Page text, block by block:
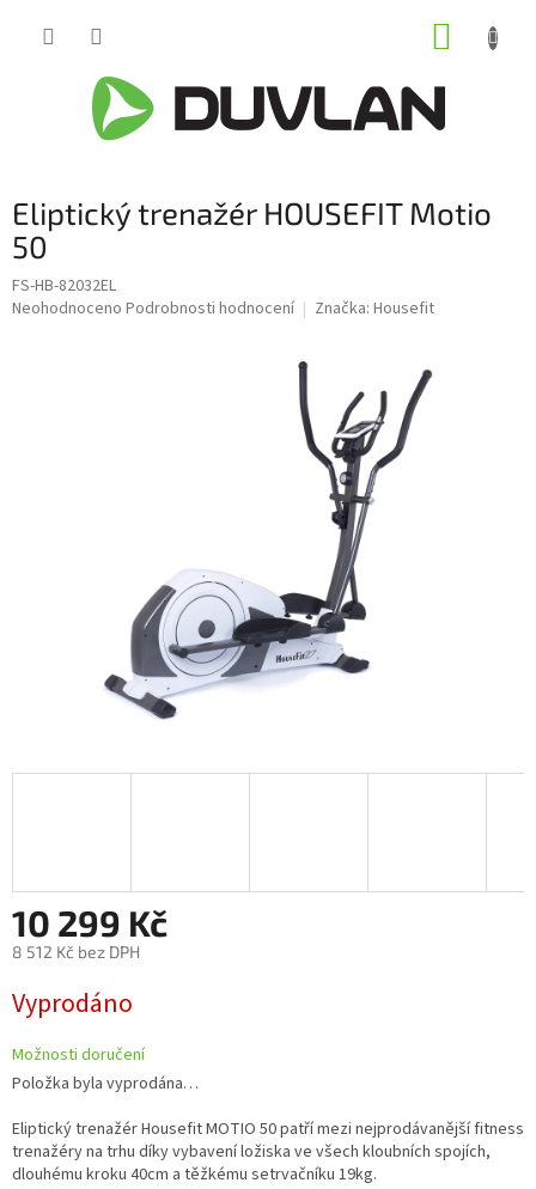
Eliptický trenažér HOUSEFIT Motio
50
FS-HB-82032EL
Průměrné
Neohodnoceno Podrobnosti hodnocení Značka: Housefit
10 299 Kč
8 512 Kč bez DPH
cena:
Vyprodáno
Možnosti doručení
Položka byla vyprodána…
Eliptický trenažér Housefit MOTIO 50 patří mezi nejprodávanější fitness
trenažéry na trhu díky vybavení ložiska ve všech kloubních spojích,
dlouhému kroku 40cm a těžkému setrvačníku 19kg.